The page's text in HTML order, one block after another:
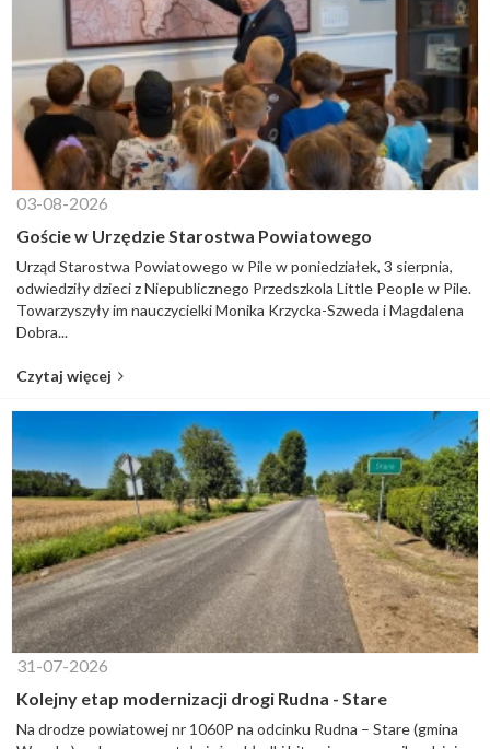
03-08-2026
Goście w Urzędzie Starostwa Powiatowego
Urząd Starostwa Powiatowego w Pile w poniedziałek, 3 sierpnia,
odwiedziły dzieci z Niepublicznego Przedszkola Little People w Pile.
Towarzyszyły im nauczycielki Monika Krzycka-Szweda i Magdalena
Dobra...
Czytaj więcej
31-07-2026
Kolejny etap modernizacji drogi Rudna - Stare
Na drodze powiatowej nr 1060P na odcinku Rudna – Stare (gmina